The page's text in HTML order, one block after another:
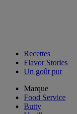
Recettes
Flavor Stories
Un goût pur
Marque
Food Service
Butty